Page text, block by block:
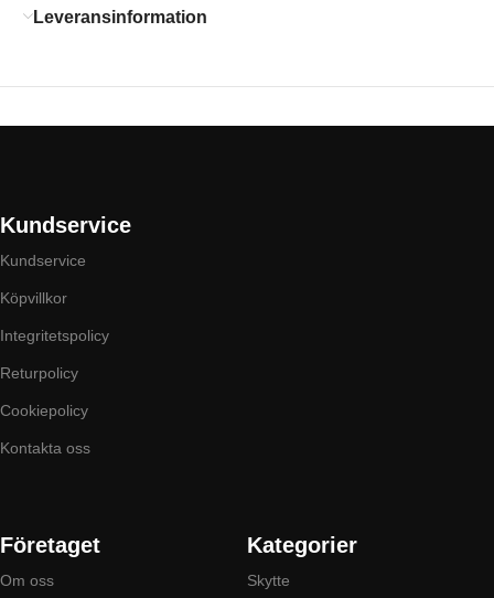
Leveransinformation
Kundservice
Kundservice
Köpvillkor
Integritetspolicy
Returpolicy
Cookiepolicy
Kontakta oss
Företaget
Om oss
Kategorier
Skytte